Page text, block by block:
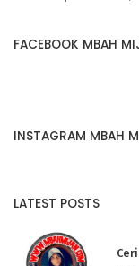
FACEBOOK MBAH
INSTAGRAM MBAH
LATEST POSTS